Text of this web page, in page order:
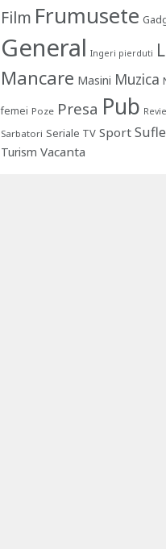
Film Frumusete
General Ingeri pierduti
Mancare Masini Muzica
femei Poze Presa Pub
Sarbatori Seriale TV Sport
Turism Vacanta